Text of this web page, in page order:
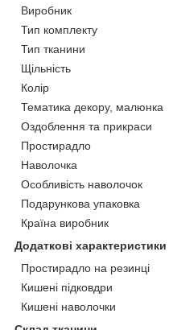
Виробник
Тип комплекту
Тип тканини
Щільність
Колір
Тематика декору, малюнка
Оздоблення та прикраси
Простирадло
Наволочка
Особливість наволочок
Подарункова упаковка
Країна виробник
Додаткові характеристики
Простирадло на резинці
Кишені підковдри
Кишені наволочки